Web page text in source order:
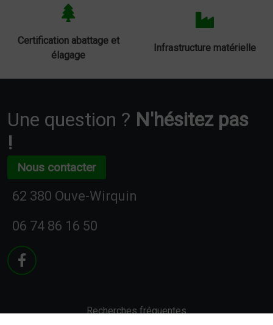
Certification abattage et
élagage
Infrastructure matérielle
Une question ? N'hésitez pas
!
Nous contacter
62 380 Ouve-Wirquin
06 74 86 16 50
Recherches fréquentes